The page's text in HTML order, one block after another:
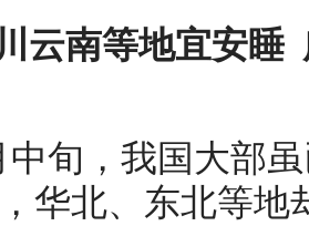
云南等地宜安睡
中旬，我国大部
华北、东北等地